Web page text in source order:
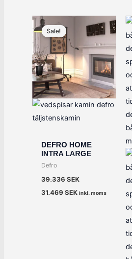
Sale!
DEFRO HOME
INTRA LARGE
Defro
39.336SEK
Det
ursprungliga
priset
var:
39.336 SEK.
31.469 SEK
nuvarande
priset
31.469 SEK.
inkl. moms